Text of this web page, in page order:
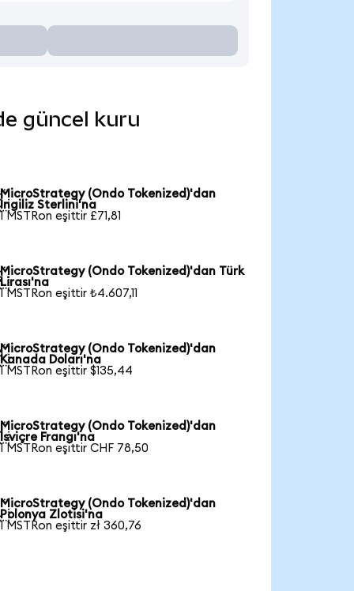
güncel kuru
MicroStrategy (Ondo Tokenized)'dan
İngiliz Sterlini'na
1 MSTRon eşittir £71,81
MicroStrategy (Ondo Tokenized)'dan Türk
Lirası'na
1 MSTRon eşittir ₺4.607,11
MicroStrategy (Ondo Tokenized)'dan
Kanada Doları'na
1 MSTRon eşittir $135,44
MicroStrategy (Ondo Tokenized)'dan
İsviçre Frangı'na
1 MSTRon eşittir CHF 78,50
MicroStrategy (Ondo Tokenized)'dan
Polonya Zlotisi'na
1 MSTRon eşittir zł 360,76